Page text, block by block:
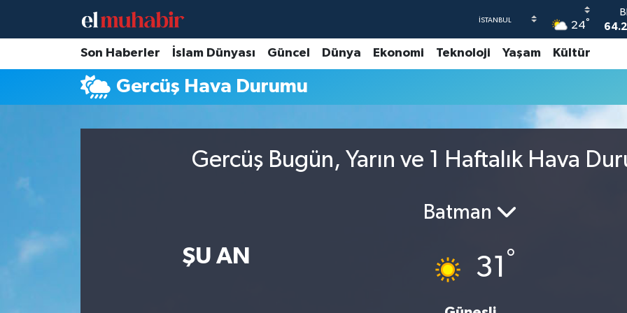
24°
Son Haberler İslam Dünyası Güncel Dünya Ekonomi Teknoloji Yaşam Kültür
Gercüş Hava Durumu
Gercüş Bugün, Yarın ve 1 Haftalık Hava
ŞU AN
Batman
31 °
Hava Durumu
Trafik Durumu
Haber Arşivi